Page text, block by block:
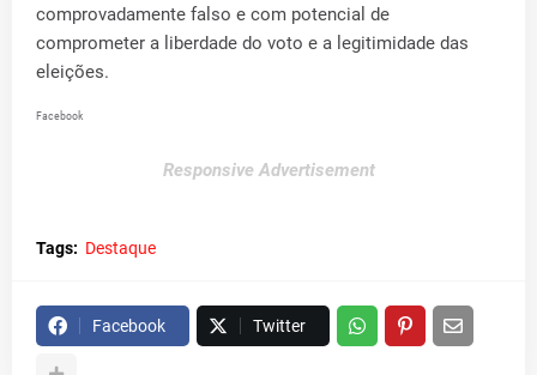
comprovadamente falso e com potencial de
comprometer a liberdade do voto e a legitimidade das
eleições.
Facebook
Responsive Advertisement
Tags: Destaque
Facebook Twitter